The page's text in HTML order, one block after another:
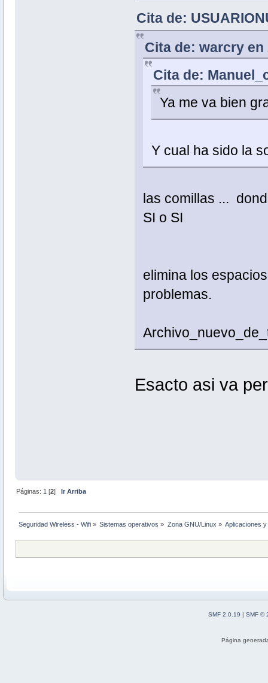
Cita de:
Cita de: warcry en
Cita de:
Ya me va bien
Y cual ha sido la
las comillas ...
SI o SI
elimina los
problemas.
Esacto asi va
Páginas: 1 [2] Ir Arriba
Seguridad Wireless - Wifi » Sistemas operativos » Zona GNU/Linux » Aplicaciones
SMF 2.0.19
SMF ©
Página